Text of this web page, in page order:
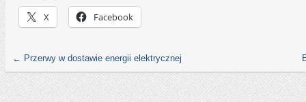
X Facebook
← Przerwy w dostawie energii elektrycznej